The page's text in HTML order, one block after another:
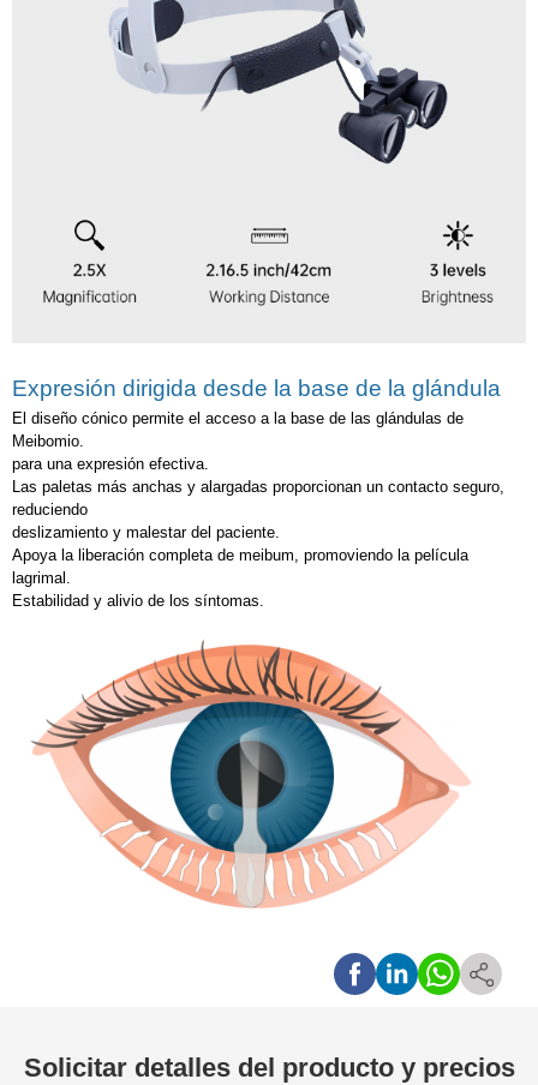
Expresión dirigida desde la base de la glándula
El diseño cónico permite el acceso a la base de las glándulas de
Meibomio.
para una expresión efectiva.
Las paletas más anchas y alargadas proporcionan un contacto seguro,
reduciendo
deslizamiento y malestar del paciente.
Apoya la liberación completa de meibum, promoviendo la película
lagrimal.
Estabilidad y alivio de los síntomas.
Solicitar detalles del producto y precios